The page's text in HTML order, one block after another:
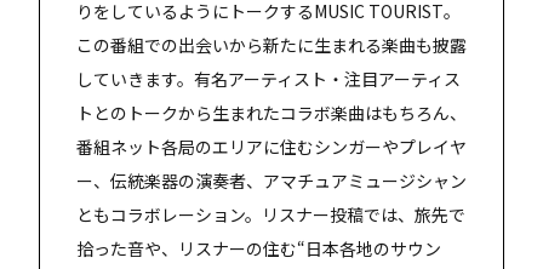
りをしているようにトークするMUSIC TOURIST。
この番組での出会いから新たに生まれる楽曲も披露
していきます。有名アーティスト・注目アーティス
トとのトークから生まれたコラボ楽曲はもちろん、
番組ネット各局のエリアに住むシンガーやプレイヤ
ー、伝統楽器の演奏者、アマチュアミュージシャン
ともコラボレーション。リスナー投稿では、旅先で
拾った音や、リスナーの住む“日本各地のサウン